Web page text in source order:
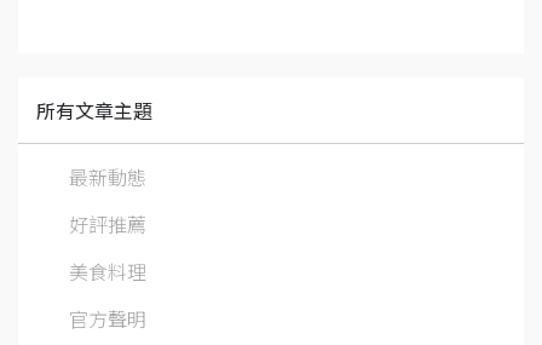
所有文章主題
最新動態
好評推薦
美食料理
官方聲明